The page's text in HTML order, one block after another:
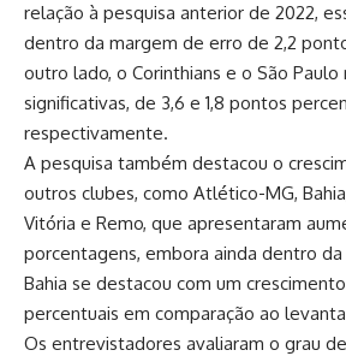
relação à pesquisa anterior de 2022,
dentro da margem de erro de 2,2
outro lado, o Corinthians e o São
significativas, de 3,6 e 1,8 pontos
respectivamente.
A pesquisa também destacou o
outros clubes, como Atlético-MG,
Vitória e Remo, que apresentaram
porcentagens, embora ainda dentro
Bahia se destacou com um
percentuais em comparação ao
Os entrevistadores avaliaram o grau